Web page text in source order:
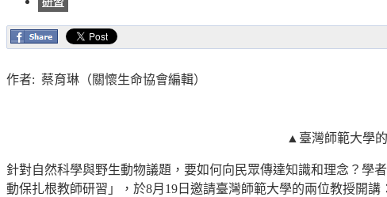
作者: 蔡育琳（關懷生命協會編輯）
▲臺灣師範大學
針對自然科學與野生動物議題，要如何向民眾傳達知識和理念？學
動保扎根教師研習」，於8月19日邀請臺灣師範大學的兩位教授開講